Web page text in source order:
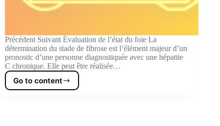
Précédent Suivant Évaluation de l’état du foie La
détermination du stade de fibrose est l’élément majeur d’un
pronostic d’une personne diagnostiquée avec une hépatite
C chronique. Elle peut être réalisée…
Go to content
Liver